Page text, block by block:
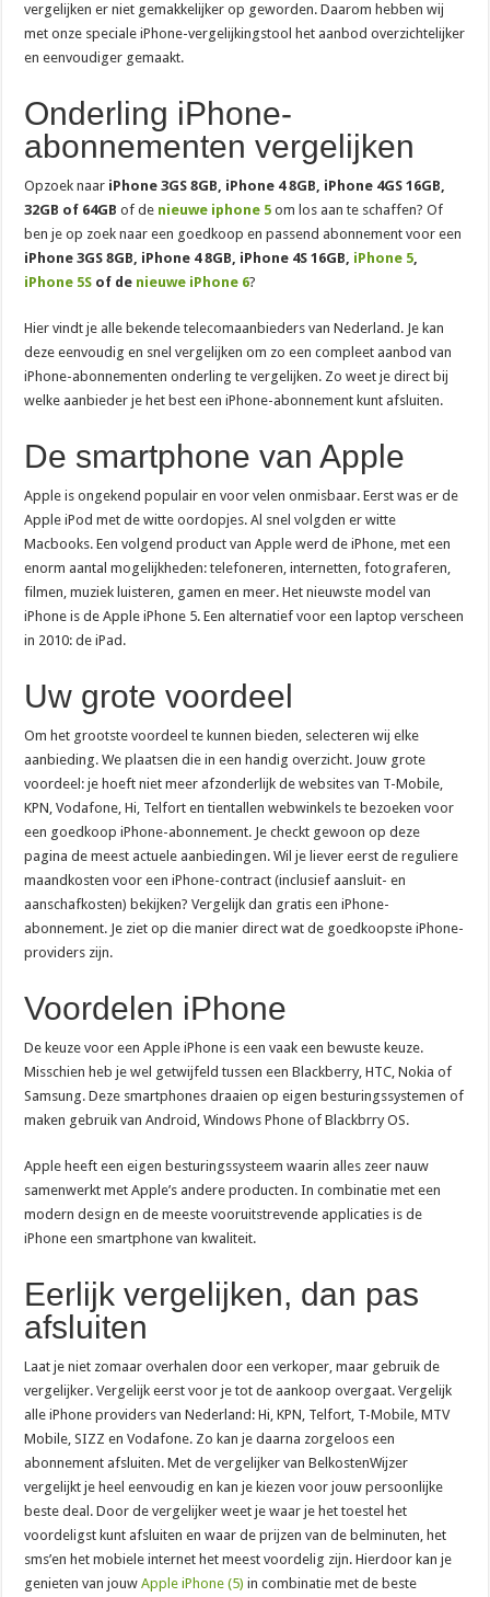
vergelijken er niet gemakkelijker op geworden. Daarom hebben wij
met onze speciale iPhone-vergelijkingstool het aanbod overzichtelijker
en eenvoudiger gemaakt.
Onderling iPhone-
abonnementen vergelijken
Opzoek naar iPhone 3GS 8GB, iPhone 4 8GB, iPhone 4GS 16GB,
32GB of 64GB of de nieuwe iphone 5 om los aan te schaffen? Of
ben je op zoek naar een goedkoop en passend abonnement voor een
iPhone 3GS 8GB, iPhone 4 8GB, iPhone 4S 16GB, iPhone 5,
iPhone 5S of de nieuwe iPhone 6?
Hier vindt je alle bekende telecomaanbieders van Nederland. Je kan
deze eenvoudig en snel vergelijken om zo een compleet aanbod van
iPhone-abonnementen onderling te vergelijken. Zo weet je direct bij
welke aanbieder je het best een iPhone-abonnement kunt afsluiten.
De smartphone van Apple
Apple is ongekend populair en voor velen onmisbaar. Eerst was er de
Apple iPod met de witte oordopjes. Al snel volgden er witte
Macbooks. Een volgend product van Apple werd de iPhone, met een
enorm aantal mogelijkheden: telefoneren, internetten, fotograferen,
filmen, muziek luisteren, gamen en meer. Het nieuwste model van
iPhone is de Apple iPhone 5. Een alternatief voor een laptop verscheen
in 2010: de iPad.
Uw grote voordeel
Om het grootste voordeel te kunnen bieden, selecteren wij elke
aanbieding. We plaatsen die in een handig overzicht. Jouw grote
voordeel: je hoeft niet meer afzonderlijk de websites van T-Mobile,
KPN, Vodafone, Hi, Telfort en tientallen webwinkels te bezoeken voor
een goedkoop iPhone-abonnement. Je checkt gewoon op deze
pagina de meest actuele aanbiedingen. Wil je liever eerst de reguliere
maandkosten voor een iPhone-contract (inclusief aansluit- en
aanschafkosten) bekijken? Vergelijk dan gratis een iPhone-
abonnement. Je ziet op die manier direct wat de goedkoopste iPhone-
providers zijn.
Voordelen iPhone
De keuze voor een Apple iPhone is een vaak een bewuste keuze.
Misschien heb je wel getwijfeld tussen een Blackberry, HTC, Nokia of
Samsung. Deze smartphones draaien op eigen besturingssystemen of
maken gebruik van Android, Windows Phone of Blackbrry OS.
Apple heeft een eigen besturingssysteem waarin alles zeer nauw
samenwerkt met Apple’s andere producten. In combinatie met een
modern design en de meeste vooruitstrevende applicaties is de
iPhone een smartphone van kwaliteit.
Eerlijk vergelijken, dan pas
afsluiten
Laat je niet zomaar overhalen door een verkoper, maar gebruik de
vergelijker. Vergelijk eerst voor je tot de aankoop overgaat. Vergelijk
alle iPhone providers van Nederland: Hi, KPN, Telfort, T-Mobile, MTV
Mobile, SIZZ en Vodafone. Zo kan je daarna zorgeloos een
abonnement afsluiten. Met de vergelijker van BelkostenWijzer
vergelijkt je heel eenvoudig en kan je kiezen voor jouw persoonlijke
beste deal. Door de vergelijker weet je waar je het toestel het
voordeligst kunt afsluiten en waar de prijzen van de belminuten, het
sms’en het mobiele internet het meest voordelig zijn. Hierdoor kan je
genieten van jouwApple iPhone (5) in combinatie met de beste